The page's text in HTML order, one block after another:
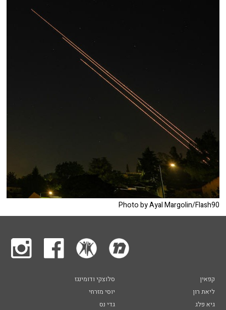
Photo by Ayal Margolin/Flash90
קפאין
סלוצקי ודומינגז
ליאת רון
יוסי מזרחי
גיא פלג
גדי נס